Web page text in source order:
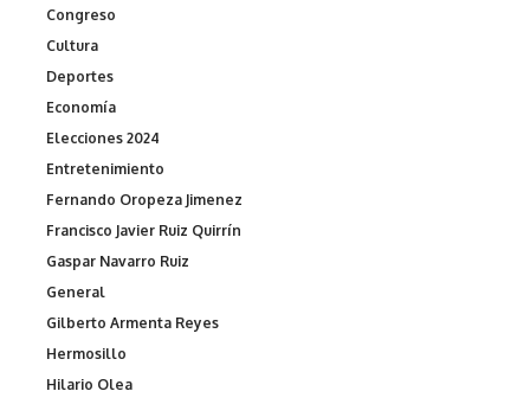
Congreso
Cultura
Deportes
Economía
Elecciones 2024
Entretenimiento
Fernando Oropeza Jimenez
Francisco Javier Ruiz Quirrín
Gaspar Navarro Ruiz
General
Gilberto Armenta Reyes
Hermosillo
Hilario Olea